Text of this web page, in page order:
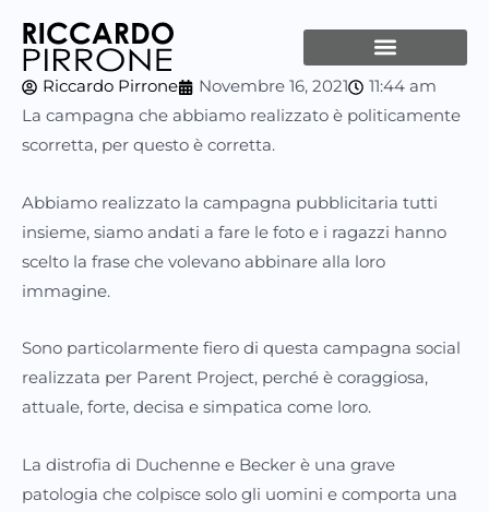
contenuto
Riccardo Pirrone Novembre 16, 2021
11:44 am
La campagna che abbiamo realizzato è politicamente
scorretta, per questo è corretta.
Abbiamo realizzato la campagna pubblicitaria tutti
insieme, siamo andati a fare le foto e i ragazzi hanno
scelto la frase che volevano abbinare alla loro
immagine.
Sono particolarmente fiero di questa campagna social
realizzata per Parent Project, perché è coraggiosa,
attuale, forte, decisa e simpatica come loro.
La distrofia di Duchenne e Becker è una grave
patologia che colpisce solo gli uomini e comporta una